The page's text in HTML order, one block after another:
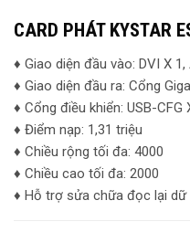
CARD PHÁT KYSTAR
♦ Giao diện đầu vào: DVI X 1,
♦ Giao diện đầu ra: Cổng
♦ Cổng điều khiển: USB-CFG
♦ Điểm nạp: 1,31 triệu
♦ Chiều rộng tối đa: 4000
♦ Chiều cao tối đa: 2000
♦ Hỗ trợ sửa chữa đọc lại dữ